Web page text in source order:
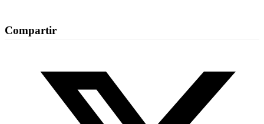
Compartir